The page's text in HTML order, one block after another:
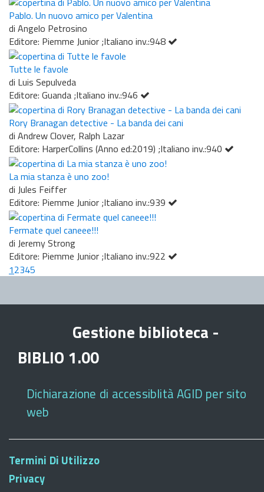
Pablo. Un nuovo amico per Valentina
di Angelo Petrosino
Editore: Piemme Junior ;Italiano inv.:948
Tutte le favole
di Luis Sepulveda
Editore: Guanda ;Italiano inv.:946
Rory Branagan detective - La banda dei cani
di Andrew Clover, Ralph Lazar
Editore: HarperCollins (Anno ed:2019) ;Italiano inv.:940
La mia stanza è uno zoo!
di Jules Feiffer
Editore: Piemme Junior ;Italiano inv.:939
Fermate quel caneee!!!
di Jeremy Strong
Editore: Piemme Junior ;Italiano inv.:922
12345
Gestione biblioteca -
BIBLIO 1.00
Dichiarazione di accessiblità AGID per sito
web
Termini Di Utilizzo
Privacy